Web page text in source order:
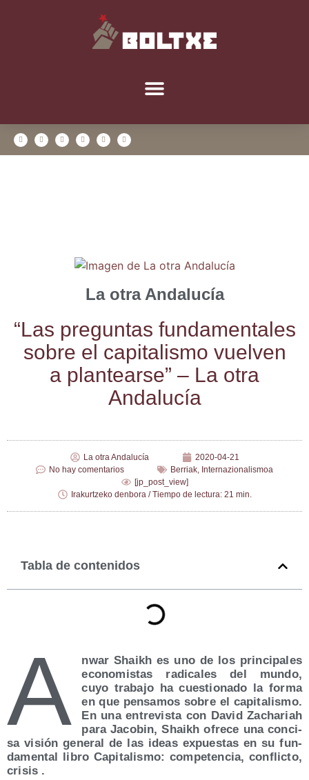
La otra Andalucía
“Las pre­gun­tas fun­da­men­ta­les
sobre el capi­ta­lis­mo vuel­ven
a plan­tear­se” – La otra
Andalucía
La otra Andalucía
2020-04-21
No hay comentarios
Berriak, Internazionalismoa
[jp_post_view]
Irakurtzeko denbora / Tiempo de lectura: 21 min.
Tabla de contenidos
A
nwar Shaikh es uno de los prin­ci­pa­les
eco­no­mis­tas radi­ca­les del mun­do,
cuyo tra­ba­jo ha cues­tio­na­do la for­ma
en que pen­sa­mos sobre el capi­ta­lis­mo.
En una entre­vis­ta con David Zacha­riah
para Jaco­bin, Shaikh ofre­ce una con­ci­
sa visión gene­ral de las ideas expues­tas en su fun­
da­men­tal libro Capi­ta­lis­mo: com­pe­ten­cia, con­flic­to,
crisis .